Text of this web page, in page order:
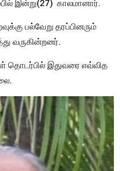
இன்று(27) காலமானார்.
பல்வேறு தரப்பினரும்
வருகின்றனர்.
தொடர்பில் இதுவரை எவ்வித